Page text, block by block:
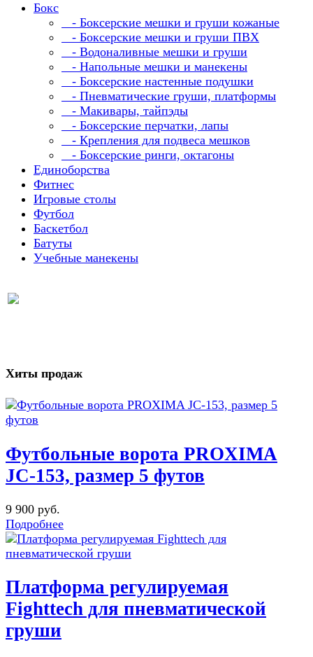
Бокс
- Боксерские мешки и груши кожаные
- Боксерские мешки и груши ПВХ
- Водоналивные мешки и груши
- Напольные мешки и манекены
- Боксерские настенные подушки
- Пневматические груши, платформы
- Макивары, тайпэды
- Боксерские перчатки, лапы
- Крепления для подвеса мешков
- Боксерские ринги, октагоны
Единоборства
Фитнес
Игровые столы
Футбол
Баскетбол
Батуты
Учебные манекены
Хиты продаж
Футбольные ворота PROXIMA
JC-153, размер 5 футов
9 900 руб.
Подробнее
Платформа регулируемая
Fighttech для пневматической
груши